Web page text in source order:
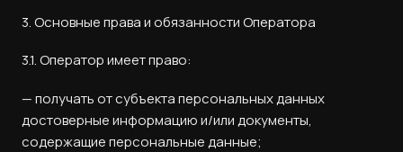
3. Основные права и обязанности Оператора
3.1. Оператор имеет право:
— получать от субъекта персональных данных
достоверные информацию и/или документы,
содержащие персональные данные;